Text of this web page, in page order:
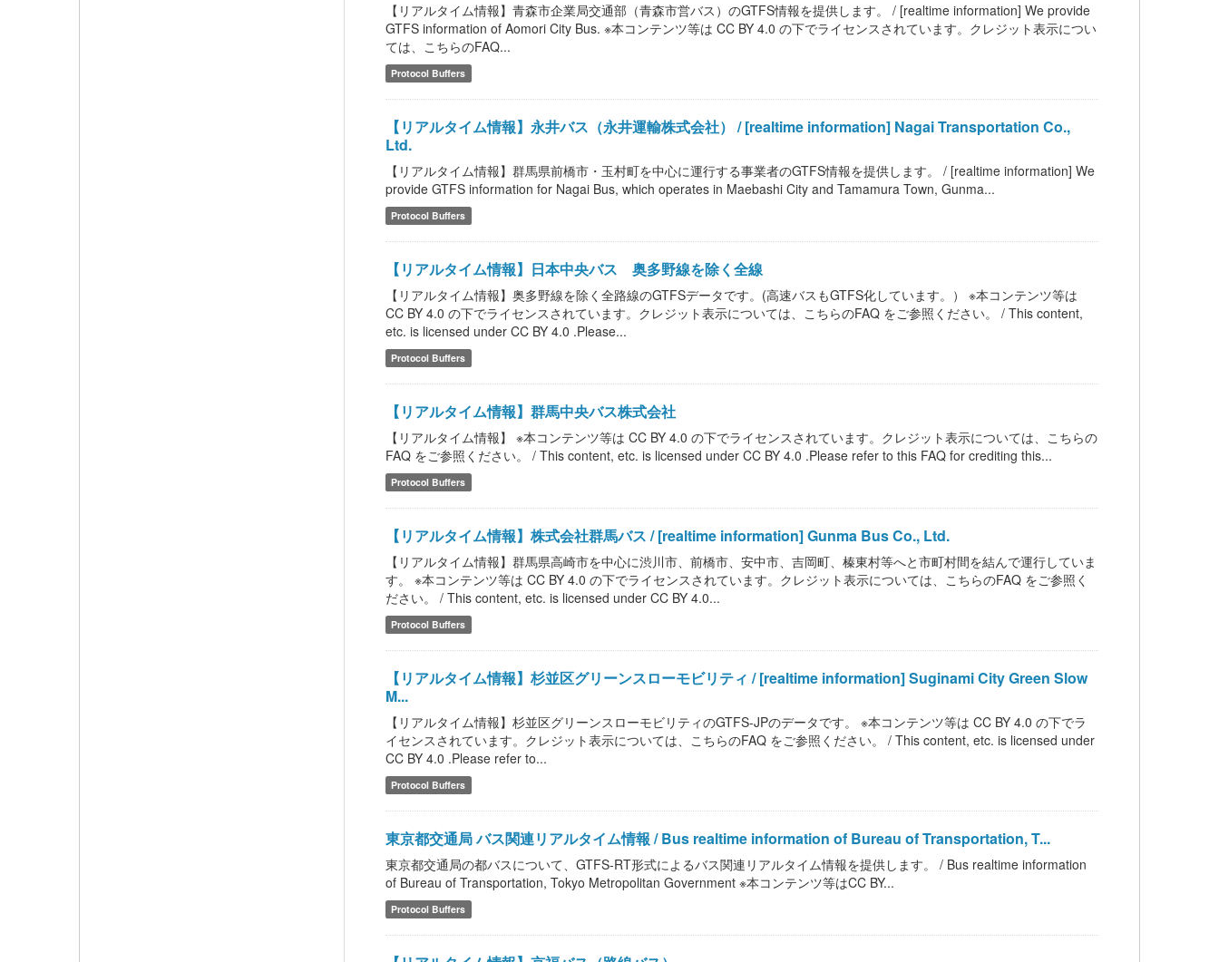
【リアルタイム情報】青森市企業局交通部（青森市営バス）のGTFS情報を提供します。 / [realtime information] We provide
GTFS information of Aomori City Bus. ※本コンテンツ等は CC BY 4.0 の下でライセンスされています。クレジット表示につい
ては、こちらのFAQ...
Protocol Buffers
【リアルタイム情報】永井バス（永井運輸株式会社） / [realtime information] Nagai Transportation Co.,
Ltd.
【リアルタイム情報】群馬県前橋市・玉村町を中心に運行する事業者のGTFS情報を提供します。 / [realtime information] We
provide GTFS information for Nagai Bus, which operates in Maebashi City and Tamamura Town, Gunma...
Protocol Buffers
【リアルタイム情報】日本中央バス 奥多野線を除く全線
【リアルタイム情報】奥多野線を除く全路線のGTFSデータです。(高速バスもGTFS化しています。） ※本コンテンツ等は
CC BY 4.0 の下でライセンスされています。クレジット表示については、こちらのFAQ をご参照ください。 / This content,
etc. is licensed under CC BY 4.0 .Please...
Protocol Buffers
【リアルタイム情報】群馬中央バス株式会社
【リアルタイム情報】 ※本コンテンツ等は CC BY 4.0 の下でライセンスされています。クレジット表示については、こちらの
FAQ をご参照ください。 / This content, etc. is licensed under CC BY 4.0 .Please refer to this FAQ for crediting this...
Protocol Buffers
【リアルタイム情報】株式会社群馬バス / [realtime information] Gunma Bus Co., Ltd.
【リアルタイム情報】群馬県高崎市を中心に渋川市、前橋市、安中市、吉岡町、榛東村等へと市町村間を結んで運行していま
す。 ※本コンテンツ等は CC BY 4.0 の下でライセンスされています。クレジット表示については、こちらのFAQ をご参照く
ださい。 / This content, etc. is licensed under CC BY 4.0...
Protocol Buffers
【リアルタイム情報】杉並区グリーンスローモビリティ / [realtime information] Suginami City Green Slow
M...
【リアルタイム情報】杉並区グリーンスローモビリティのGTFS-JPのデータです。 ※本コンテンツ等は CC BY 4.0 の下でラ
イセンスされています。クレジット表示については、こちらのFAQ をご参照ください。 / This content, etc. is licensed under
CC BY 4.0 .Please refer to...
Protocol Buffers
東京都交通局 バス関連リアルタイム情報 / Bus realtime information of Bureau of Transportation, T...
東京都交通局の都バスについて、GTFS-RT形式によるバス関連リアルタイム情報を提供します。 / Bus realtime information
of Bureau of Transportation, Tokyo Metropolitan Government ※本コンテンツ等はCC BY...
Protocol Buffers